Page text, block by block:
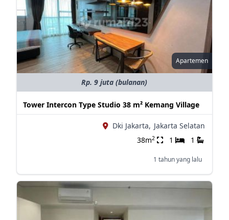
Apartemen
Rp. 9 juta (bulanan)
Tower Intercon Type Studio 38 m² Kemang Village
Dki Jakarta, Jakarta Selatan
38m2 1 1
1 tahun yang lalu